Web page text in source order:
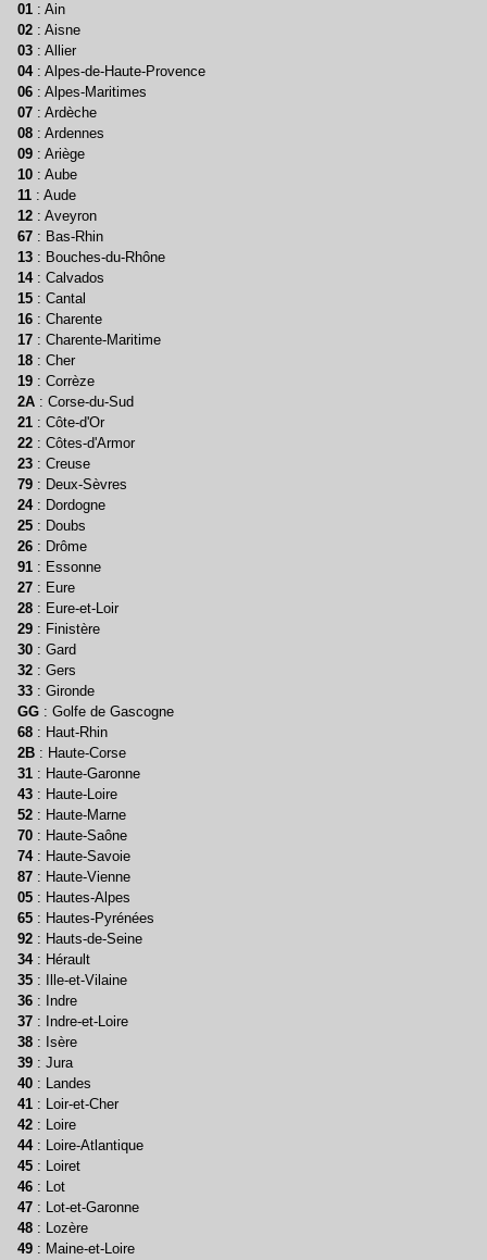
01 : Ain
02 : Aisne
03 : Allier
04: Alpes-de-Haute-Provence
06 : Alpes-Maritimes
07 : Ardèche
08 : Ardennes
09 : Ariège
10 : Aube
11 : Aude
12 : Aveyron
67 : Bas-Rhin
13 : Bouches-du-Rhône
14: Calvados
15 : Cantal
16 : Charente
17 : Charente-Maritime
18 : Cher
19 : Corrèze
2A : Corse-du-Sud
21 : Côte-d'Or
22 : Côtes-d'Armor
23 : Creuse
79 : Deux-Sèvres
24: Dordogne
25 : Doubs
26 : Drôme
91 : Essonne
27 : Eure
28 : Eure-et-Loir
29 : Finistère
30 : Gard
32 : Gers
33 : Gironde
GG : Golfe de Gascogne
68 : Haut-Rhin
2B : Haute-Corse
31 : Haute-Garonne
43 : Haute-Loire
52 : Haute-Marne
70 : Haute-Saône
74: Haute-Savoie
87 : Haute-Vienne
05 : Hautes-Alpes
65 : Hautes-Pyrénées
92 : Hauts-de-Seine
34: Hérault
35 : Ille-et-Vilaine
36 : Indre
37 : Indre-et-Loire
38 : Isère
39 : Jura
40 : Landes
41 : Loir-et-Cher
42 : Loire
44: Loire-Atlantique
45 : Loiret
46 : Lot
47 : Lot-et-Garonne
48 : Lozère
49 : Maine-et-Loire